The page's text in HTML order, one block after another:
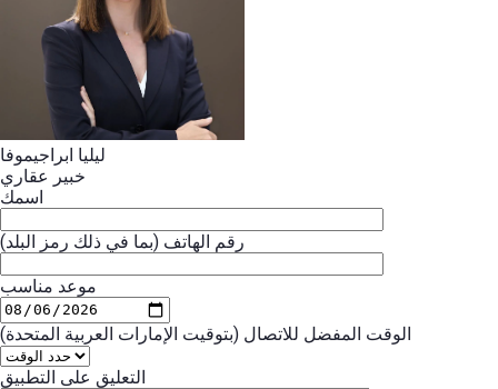
ليليا ابراجيموفا
خبير عقاري
اسمك
رقم الهاتف (بما في ذلك رمز البلد)
موعد مناسب
الوقت المفضل للاتصال (بتوقيت الإمارات العربية المتحدة)
التعليق على التطبيق